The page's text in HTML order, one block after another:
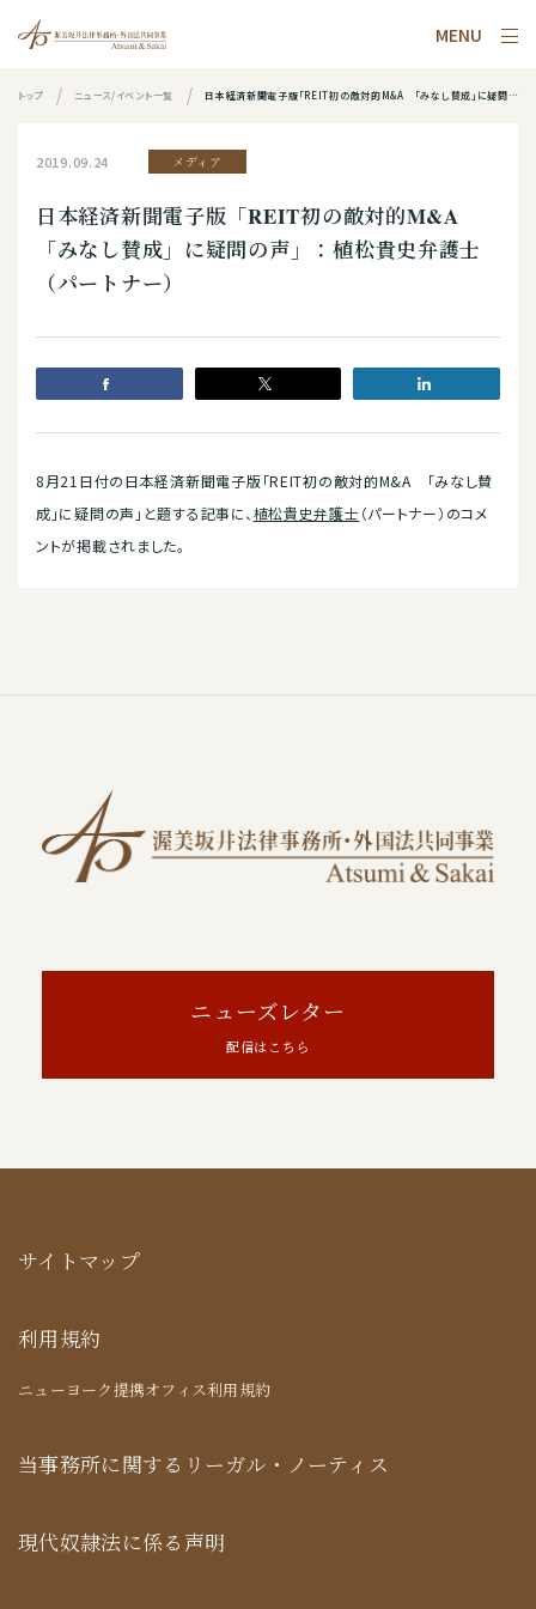
MENU
トップ ニュース/イベント一覧 日本経済新聞電子版「REIT初の敵対的M&A 「みなし賛成」に疑問の声」：植松貴史弁護士（パートナー）
2019.09.24 メディア
日本経済新聞電子版「REIT初の敵対的M&A
「みなし賛成」に疑問の声」：植松貴史弁護士
（パートナー）
8月21日付の日本経済新聞電子版「REIT初の敵対的M&A 「みなし賛
成」に疑問の声」と題する記事に、 植松貴史弁護士 （パートナー）のコメ
ントが掲載されました。
ニューズレター
配信はこちら
サイトマップ
利用規約
ニューヨーク提携オフィス利用規約
当事務所に関するリーガル・ノーティス
現代奴隷法に係る声明